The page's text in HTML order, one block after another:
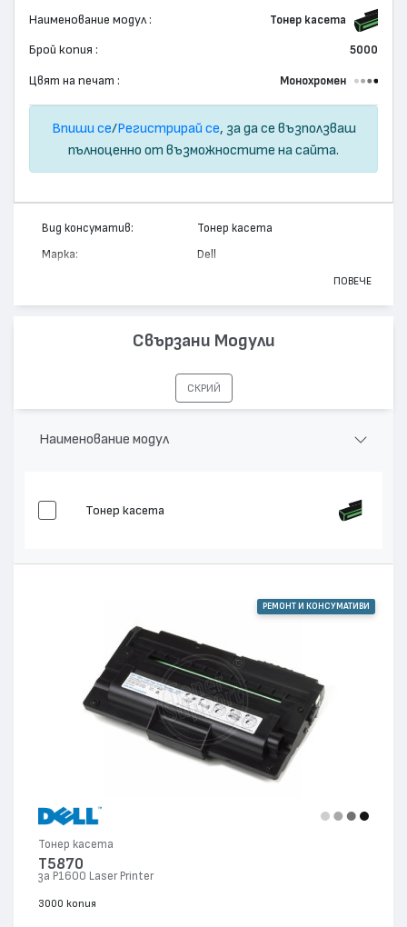
Наименование модул : Тонер касета
Брой копия : 5000
Цвят на печат : Монохромен
Впиши се/Регистрирай се, за да се възползваш
пълноценно от възможностите на сайта.
Вид консуматив: Тонер касета
Марка: Dell
Цвят: Монохромен
5000
ПОВЕЧЕ
Свързани Модули
СКРИЙ
Наименование модул
Тонер касета
РЕМОНТ И КОНСУМАТИВИ
Тонер касета
T5870
за P1600 Laser Printer
3000 копия